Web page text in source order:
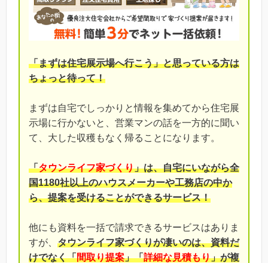
「まずは住宅展示場へ行こう」と思っている方は
ちょっと待って！
まずは自宅でしっかりと情報を集めてから住宅展
示場に行かないと、営業マンの話を一方的に聞い
て、大した収穫もなく帰ることになります。
「タウンライフ家づくり」は、自宅にいながら全
国1180社以上のハウスメーカーや工務店の中か
ら、提案を受けることができるサービス！
他にも資料を一括で請求できるサービスはありま
すが、 タウンライフ家づくりが凄いのは、資料だ
けでなく「間取り提案」「詳細な見積もり」が複